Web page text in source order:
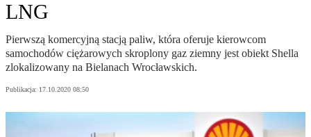
LNG
Pierwszą komercyjną stacją paliw, która oferuje kierowcom
samochodów ciężarowych skroplony gaz ziemny jest obiekt Shella
zlokalizowany na Bielanach Wrocławskich.
Publikacja: 17.10.2020 08:50